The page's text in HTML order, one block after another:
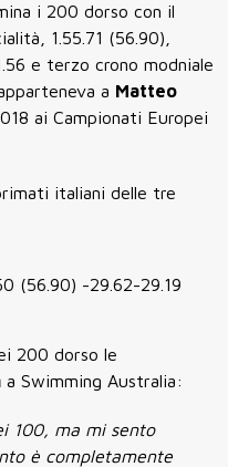
i 200 dorso con il
1.55.71 (56.90),
e terzo crono modniale
a Matteo
ai Campionati Europei
italiani delle tre
(56.90) -29.62-29.19
200 dorso le
a Swimming Australia:
100, ma mi sento
è completamente